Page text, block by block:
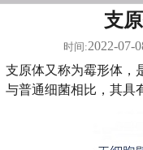
支
时间:2022-07-
支原体又称为霉形体，
与普通细菌相比，其具